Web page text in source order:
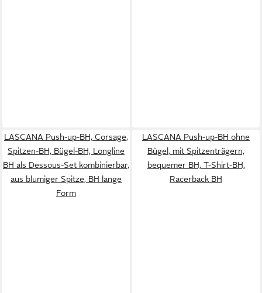
LASCANA Push-up-BH, Corsage,
Spitzen-BH, Bügel-BH, Longline
BH als Dessous-Set kombinierbar,
aus blumiger Spitze, BH lange
Form
LASCANA Push-up-BH ohne
Bügel, mit Spitzenträgern,
bequemer BH, T-Shirt-BH,
Racerback BH